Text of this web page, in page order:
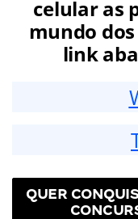
celular as
mundo
link
QUER